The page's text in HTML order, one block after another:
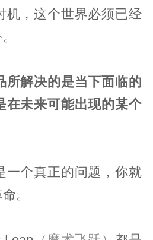
机，这个世界必须已经
所解决的是当下面临的
在未来可能出现的某个
一个真正的问题，你就
。